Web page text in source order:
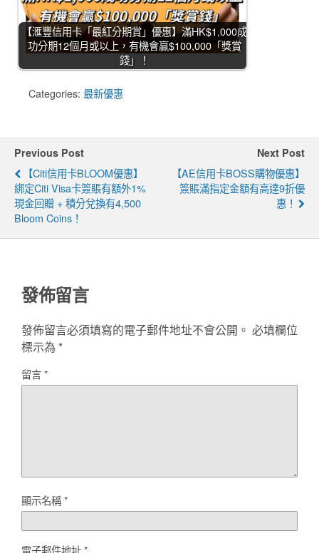
【滙豐信用卡「最紅分期賞」優惠】滿HK$1,000成
功分期12個月或以上，有機會贏$100,000「獎賞
錢」！
Categories: 最新優惠
Previous Post
【Citi信用卡BLOOM優惠】
綁定Citi Visa卡簽賬有額外1%
現金回贈 + 積分兌換有4,500
Bloom Coins！
Next Post
【AE信用卡BOSS購物優惠】
簽賬滿指定金額有高達9折優
惠！
發佈留言
發佈留言必須填寫的電子郵件地址不會公開。 必填欄位
標示為 *
留言*
顯示名稱*
電子郵件地址*